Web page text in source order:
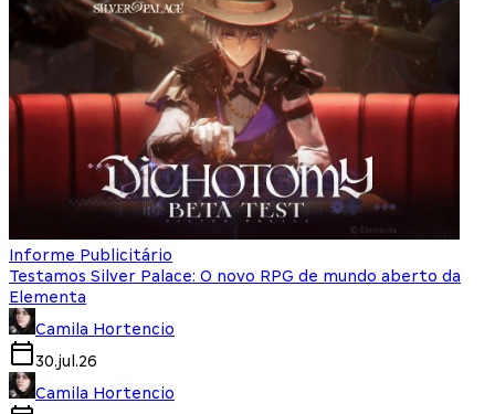
Informe Publicitário
Testamos Silver Palace: O novo RPG de mundo aberto da
Elementa
Camila Hortencio
30.jul.26
Camila Hortencio